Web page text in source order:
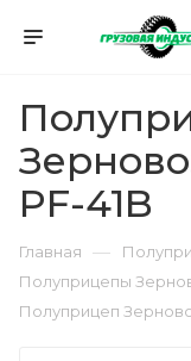
PF-41B
Главная —
Полуприцепы
Полуприцеп